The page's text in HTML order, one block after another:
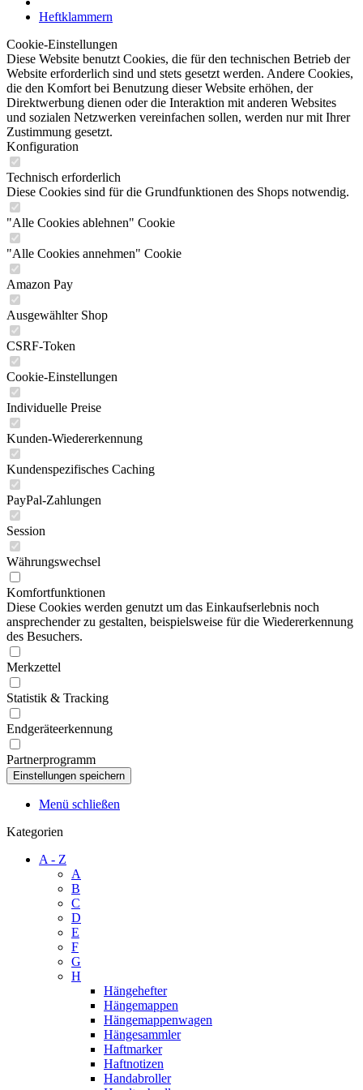
Heftklammern
Cookie-Einstellungen
Diese Website benutzt Cookies, die für den technischen Betrieb der
Website erforderlich sind und stets gesetzt werden. Andere Cookies,
die den Komfort bei Benutzung dieser Website erhöhen, der
Direktwerbung dienen oder die Interaktion mit anderen Websites
und sozialen Netzwerken vereinfachen sollen, werden nur mit Ihrer
Zustimmung gesetzt.
Konfiguration
Technisch erforderlich
Diese Cookies sind für die Grundfunktionen des Shops notwendig.
"Alle Cookies ablehnen" Cookie
"Alle Cookies annehmen" Cookie
Amazon Pay
Ausgewählter Shop
CSRF-Token
Cookie-Einstellungen
Individuelle Preise
Kunden-Wiedererkennung
Kundenspezifisches Caching
PayPal-Zahlungen
Session
Währungswechsel
Komfortfunktionen
Diese Cookies werden genutzt um das Einkaufserlebnis noch
ansprechender zu gestalten, beispielsweise für die Wiedererkennung
des Besuchers.
Merkzettel
Statistik & Tracking
Endgeräteerkennung
Partnerprogramm
Menü schließen
Kategorien
A - Z
A
B
C
D
E
F
G
H
Hängehefter
Hängemappen
Hängemappenwagen
Hängesammler
Haftmarker
Haftnotizen
Handabroller